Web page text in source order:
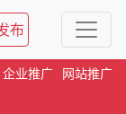
布
企业推广
网站推广